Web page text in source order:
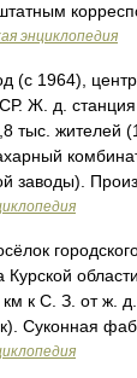
энциклопедия
центр
Ж. д.
тыс. жителей
заводы).
городского
Курской
к С. З. от ж.
Суконная